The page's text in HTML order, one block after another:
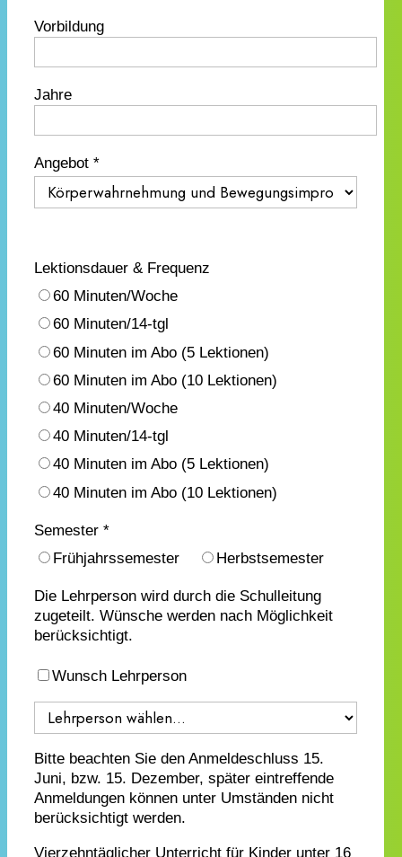
Vorbildung
Jahre
Angebot *
Lektionsdauer & Frequenz
60 Minuten/Woche
60 Minuten/14-tgl
60 Minuten im Abo (5 Lektionen)
60 Minuten im Abo (10 Lektionen)
40 Minuten/Woche
40 Minuten/14-tgl
40 Minuten im Abo (5 Lektionen)
40 Minuten im Abo (10 Lektionen)
Semester *
Frühjahrssemester
Herbstsemester
Die Lehrperson wird durch die Schulleitung
zugeteilt. Wünsche werden nach Möglichkeit
berücksichtigt.
Wunsch Lehrperson
Bitte beachten Sie den Anmeldeschluss 15.
Juni, bzw. 15. Dezember, später eintreffende
Anmeldungen können unter Umständen nicht
berücksichtigt werden.
Vierzehntäglicher Unterricht für Kinder unter 16